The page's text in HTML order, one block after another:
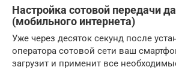
Настройка сотовой передачи
(мобильного интернета)
Уже через десяток секунд после
оператора сотовой сети ваш
загрузит и применит все